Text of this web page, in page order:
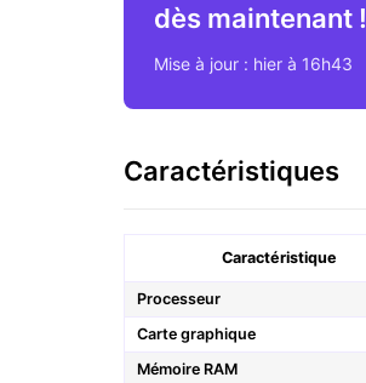
dès maintenant !
Mise à jour : hier à 16h43
Caractéristiques
Caractéristique
Processeur
Carte graphique
Mémoire RAM